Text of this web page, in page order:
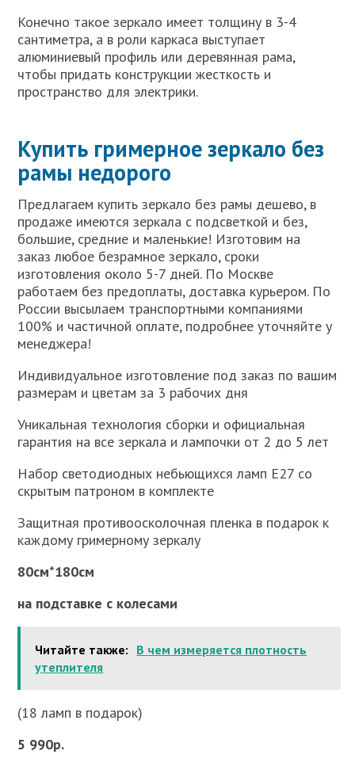
Конечно такое зеркало имеет толщину в 3-4
сантиметра, а в роли каркаса выступает
алюминиевый профиль или деревянная рама,
чтобы придать конструкции жесткость и
пространство для электрики.
Купить гримерное зеркало без
рамы недорого
Предлагаем купить зеркало без рамы дешево, в
продаже имеются зеркала с подсветкой и без,
большие, средние и маленькие! Изготовим на
заказ любое безрамное зеркало, сроки
изготовления около 5-7 дней. По Москве
работаем без предоплаты, доставка курьером. По
России высылаем транспортными компаниями
100% и частичной оплате, подробнее уточняйте у
менеджера!
Индивидуальное изготовление под заказ по вашим
размерам и цветам за 3 рабочих дня
Уникальная технология сборки и официальная
гарантия на все зеркала и лампочки от 2 до 5 лет
Набор светодиодных небьющихся ламп E27 со
скрытым патроном в комплекте
Защитная противоосколочная пленка в подарок к
каждому гримерному зеркалу
80см*180см
на подставке с колесами
Читайте также: В чем измеряется плотность
утеплителя
(18 ламп в подарок)
5 990р.